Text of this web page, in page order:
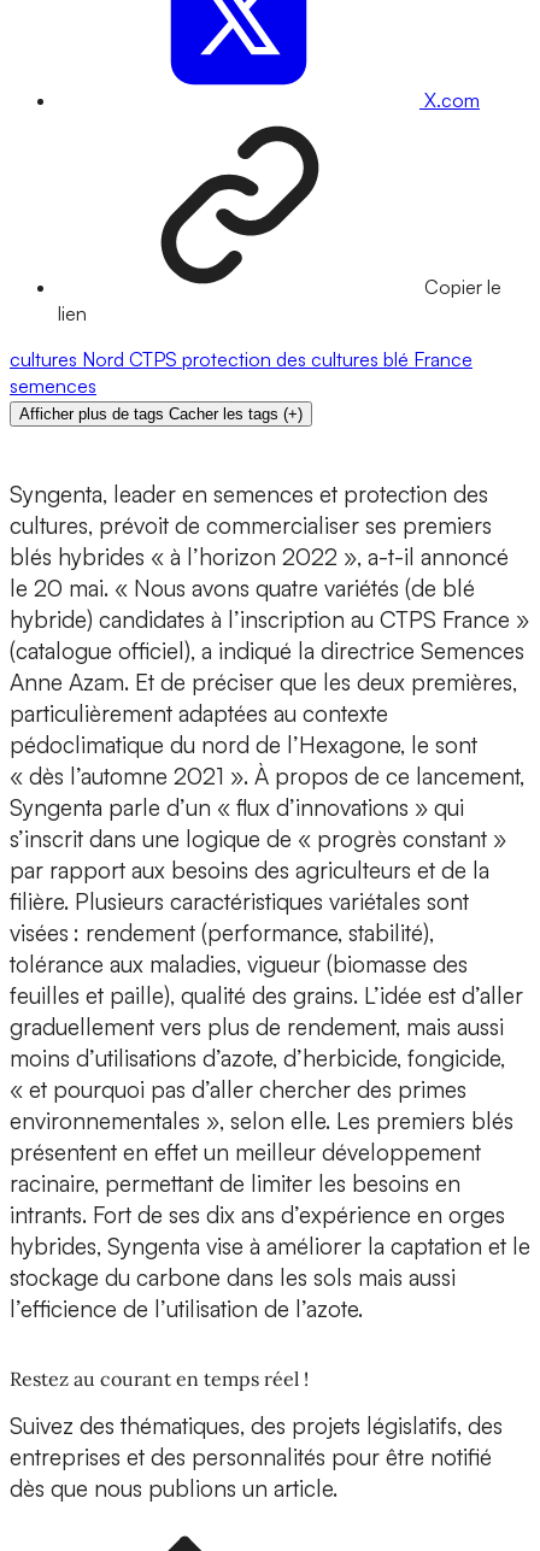
X.com
Copier le
lien
cultures Nord CTPS protection des cultures blé France
semences
Afficher plus de tags Cacher les tags (+)
Syngenta, leader en semences et protection des
cultures, prévoit de commercialiser ses premiers
blés hybrides « à l’horizon 2022 », a-t-il annoncé
le 20 mai. « Nous avons quatre variétés (de blé
hybride) candidates à l’inscription au CTPS France »
(catalogue officiel), a indiqué la directrice Semences
Anne Azam. Et de préciser que les deux premières,
particulièrement adaptées au contexte
pédoclimatique du nord de l’Hexagone, le sont
« dès l’automne 2021 ». À propos de ce lancement,
Syngenta parle d’un « flux d’innovations » qui
s’inscrit dans une logique de « progrès constant »
par rapport aux besoins des agriculteurs et de la
filière. Plusieurs caractéristiques variétales sont
visées : rendement (performance, stabilité),
tolérance aux maladies, vigueur (biomasse des
feuilles et paille), qualité des grains. L’idée est d’aller
graduellement vers plus de rendement, mais aussi
moins d’utilisations d’azote, d’herbicide, fongicide,
« et pourquoi pas d’aller chercher des primes
environnementales », selon elle. Les premiers blés
présentent en effet un meilleur développement
racinaire, permettant de limiter les besoins en
intrants. Fort de ses dix ans d’expérience en orges
hybrides, Syngenta vise à améliorer la captation et le
stockage du carbone dans les sols mais aussi
l’efficience de l’utilisation de l’azote.
Restez au courant en temps réel !
Suivez des thématiques, des projets législatifs, des
entreprises et des personnalités pour être notifié
dès que nous publions un article.